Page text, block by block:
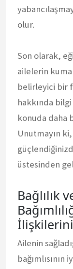
olur.
Son olarak,
ailelerin
belirleyici bir
hakkında
konuda daha
Unutmayın
üstesinden
Bağlılık
Ailenin